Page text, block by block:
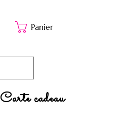
Panier
Carte cadeau